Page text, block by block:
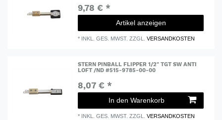
9,78 € *
Artikel anzeigen
* INKL. GES. MWST. ZZGL.VERSANDKOSTEN
STERN PINBALL FLIPPER 1/2" TGT SW ANTI
LOFT /ND #515-9785-00-00
8,07 € *
In den Warenkorb
* INKL. GES. MWST. ZZGL.VERSANDKOSTEN